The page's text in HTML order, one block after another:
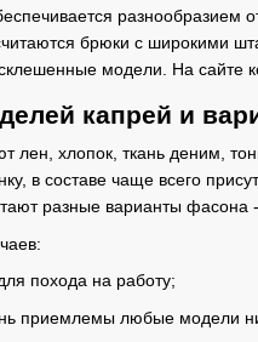
брюки с широкими
модели. На сайте
капрей и
лен, хлопок, ткань деним,
в составе чаще всего
разные варианты фасона
похода на работу;
приемлемы любые модели